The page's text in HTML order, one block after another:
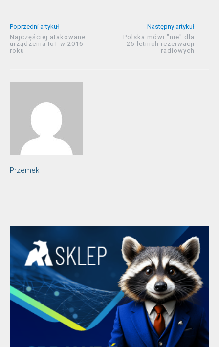
Poprzedni artykuł
Najczęściej atakowane
urządzenia IoT w 2016
roku
Następny artykuł
Polska mówi "nie" dla
25-letnich rezerwacji
radiowych
Przemek